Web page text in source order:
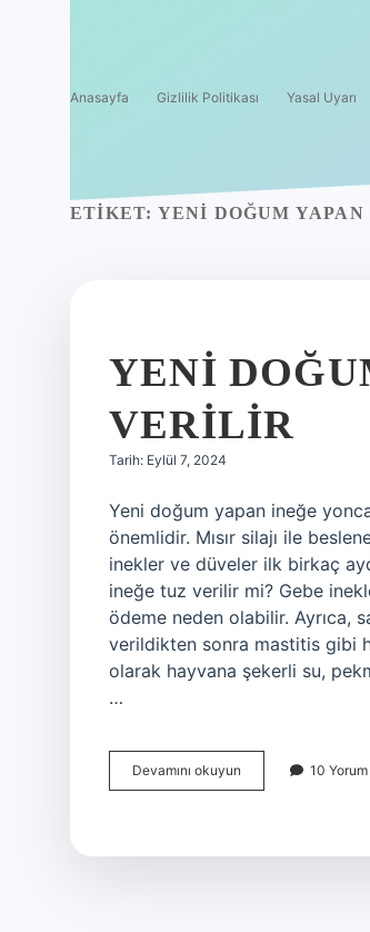
Anasayfa Gizlilik Politikası Yasal Uyarı
ETIKET: YENI DOĞUM
YENI
VERILIR
Tarih: Eylül 7, 2024
Yeni doğum yapan ineğe
önemlidir. Mısır silajı ile
inekler ve düveler ilk birkaç
ineğe tuz verilir mi? Gebe
ödeme neden olabilir. Ayrıca,
verildikten sonra mastitis gibi
olarak hayvana şekerli su,
…
Devamını okuyun
Doğum
10 Yorum